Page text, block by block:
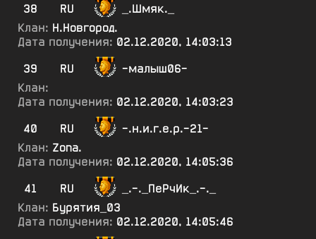
38
RU
_.Шмяк._
Клан: Н.Новгород.
Дата получения: 02.12.2020, 14:03:13
39
RU
-малыш06-
Клан:
Дата получения: 02.12.2020, 14:03:23
40
RU
-.н.и.г.е.р.-21-
Клан: Zona.
Дата получения: 02.12.2020, 14:05:36
41
RU
_.-._ПеРчИк_.-._
Клан: Бурятия_03
Дата получения: 02.12.2020, 14:05:46